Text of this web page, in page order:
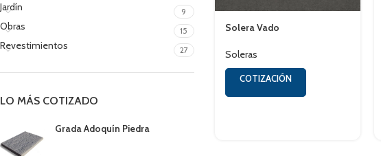
Jardín 9
Obras 15
Revestimientos 27
LO MÁS COTIZADO
Grada Adoquín Piedra
Solera Vado
Soleras
COTIZACIÓN